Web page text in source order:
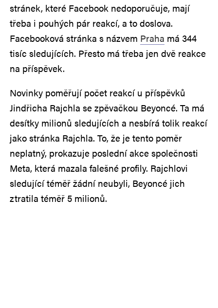
stránek, které Facebook nedoporučuje, mají
třeba i pouhých pár reakcí, a to doslova.
Facebooková stránka s názvem Praha má 344
tisíc sledujících. Přesto má třeba jen dvě reakce
na příspěvek.
Novinky poměřují počet reakcí u příspěvků
Jindřicha Rajchla se zpěvačkou Beyoncé. Ta má
desítky milionů sledujících a nesbírá tolik reakcí
jako stránka Rajchla. To, že je tento poměr
neplatný, prokazuje poslední akce společnosti
Meta, která mazala falešné profily. Rajchlovi
sledující téměř žádní neubyli, Beyoncé jich
ztratila téměř 5 milionů.